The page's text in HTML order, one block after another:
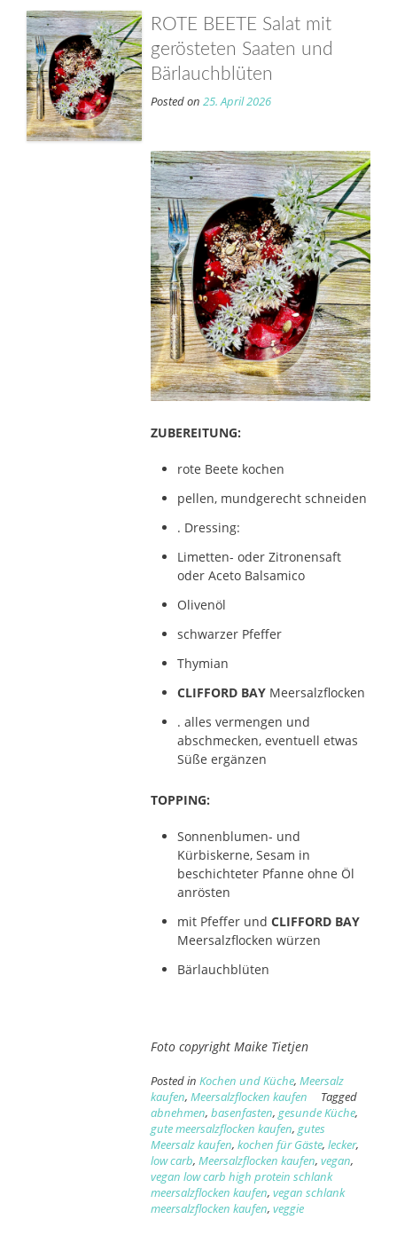
ROTE BEETE Salat mit
gerösteten Saaten und
Bärlauchblüten
Posted on 25. April 2026
ZUBEREITUNG:
rote Beete kochen
pellen, mundgerecht schneiden
. Dressing:
Limetten- oder Zitronensaft
oder Aceto Balsamico
Olivenöl
schwarzer Pfeffer
Thymian
CLIFFORD BAYMeersalzflocken
. alles vermengen und
abschmecken, eventuell etwas
Süße ergänzen
TOPPING:
Sonnenblumen- und
Kürbiskerne, Sesam in
beschichteter Pfanne ohne Öl
anrösten
mit Pfeffer und CLIFFORD BAY
Meersalzflocken würzen
Bärlauchblüten
Foto copyright Maike Tietjen
Posted in Kochen und Küche, Meersalz
kaufen, Meersalzflocken kaufen
Tagged
abnehmen, basenfasten, gesunde Küche,
gute meersalzflocken kaufen, gutes
Meersalz kaufen, kochen für Gäste, lecker,
low carb, Meersalzflocken kaufen, vegan,
vegan low carb high protein schlank
meersalzflocken kaufen, vegan schlank
meersalzflocken kaufen, veggie